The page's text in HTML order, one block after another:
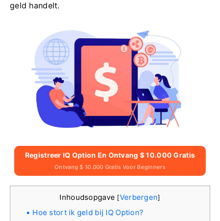
geld handelt.
Registreer IQ Option En Ontvang $ 10.000 Gratis
Ontvang $ 10.000 Gratis Voor Beginners
Inhoudsopgave [Verbergen]
Hoe stort ik geld bij IQ Option?